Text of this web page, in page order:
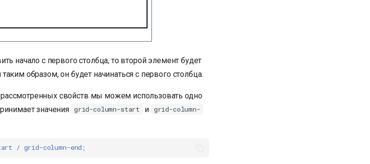
начало с первого столбца, то второй элемент будет
образом, он будет начинаться с первого столбца.
свойств мы можем использовать одно
значения grid-column-start и grid-column-
/ grid-column-end ;